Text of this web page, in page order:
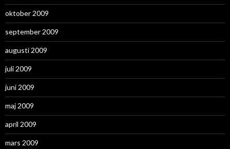
oktober 2009
september 2009
augusti 2009
juli 2009
juni 2009
maj 2009
april 2009
mars 2009